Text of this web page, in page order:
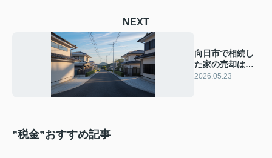
NEXT
向日市で相続し
た家の売却は要
注意？税制改正
2026.05.23
”税金”おすすめ記事